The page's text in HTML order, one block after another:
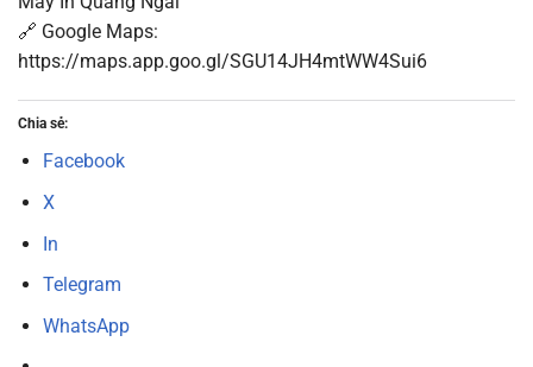
🔗 Google Maps:
https://maps.app.goo.gl/SGU14JH4mtWW4Sui6
Chia sẻ:
Facebook
X
In
Telegram
WhatsApp